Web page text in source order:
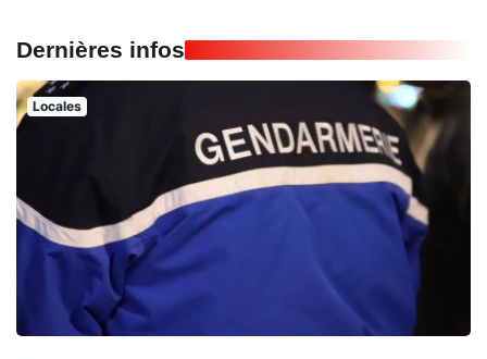
Dernières infos
Locales